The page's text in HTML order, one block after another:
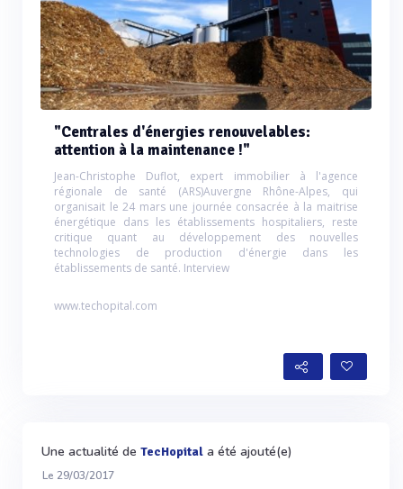
"Centrales d'énergies renouvelables:
attention à la maintenance !"
Jean-Christophe Duflot, expert immobilier à l'agence
régionale de santé (ARS)Auvergne Rhône-Alpes, qui
organisait le 24 mars une journée consacrée à la maitrise
énergétique dans les établissements hospitaliers, reste
critique quant au développement des nouvelles
technologies de production d'énergie dans les
établissements de santé. Interview
www.techopital.com
Une actualité de TecHopital a été ajouté(e)
Le 29/03/2017